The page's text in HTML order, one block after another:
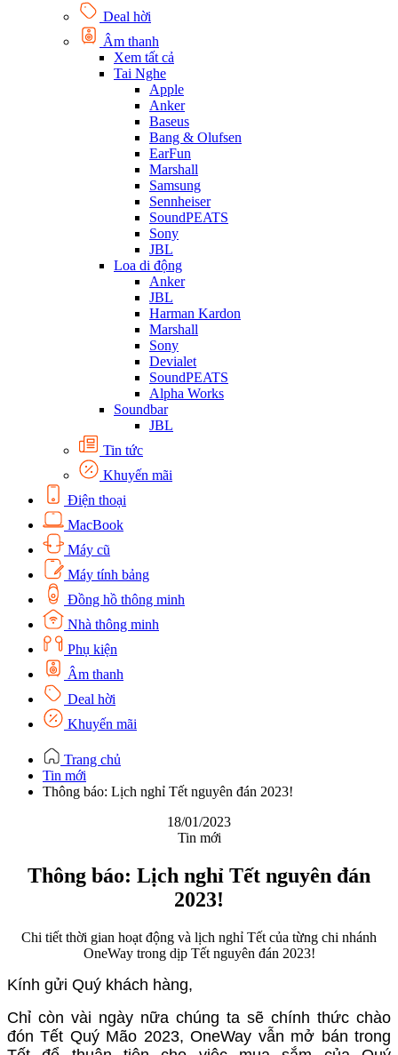
Deal hời
Âm thanh
Xem tất cả
Tai Nghe
Apple
Anker
Baseus
Bang & Olufsen
EarFun
Marshall
Samsung
Sennheiser
SoundPEATS
Sony
JBL
Loa di động
Anker
JBL
Harman Kardon
Marshall
Sony
Devialet
SoundPEATS
Alpha Works
Soundbar
JBL
Tin tức
Khuyến mãi
Điện thoại
MacBook
Máy cũ
Máy tính bảng
Đồng hồ thông minh
Nhà thông minh
Phụ kiện
Âm thanh
Deal hời
Khuyến mãi
Trang chủ
Tin mới
Thông báo: Lịch nghỉ Tết nguyên đán 2023!
18/01/2023
Tin mới
Thông báo: Lịch nghỉ Tết nguyên đán
2023!
Chi tiết thời gian hoạt động và lịch nghỉ Tết của từng chi nhánh
OneWay trong dịp Tết nguyên đán 2023!
Kính gửi Quý khách hàng,
Chỉ còn vài ngày nữa chúng ta sẽ chính thức chào
đón Tết Quý Mão 2023, OneWay vẫn mở bán trong